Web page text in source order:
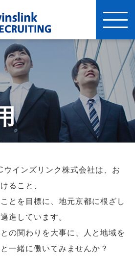
ウインズリンク株式会社は、お
ること、
とを目標に、地元京都に根ざし
進しています。
の関わりを大事に、人と地域を
一緒に働いてみませんか？